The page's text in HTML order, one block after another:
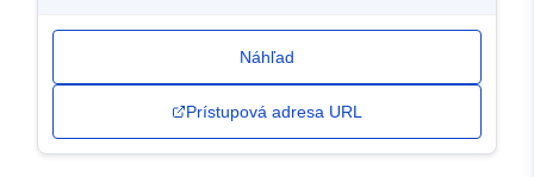
Náhľad
Prístupová adresa URL